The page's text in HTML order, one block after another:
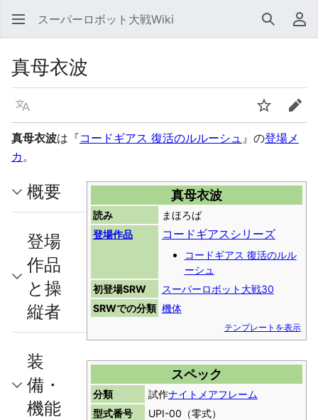
スーパーロボット大戦Wiki 検索 利
真母衣波
言語 ウォッチ編集
真母衣波は『コードギアス 復活のルルーシュ 』の登場メ
カ。
真母衣波
読み
まほろば
登場作品
コードギアスシリーズ
コードギアス 復活のルル
ーシュ
初登場SRW
スーパーロボット大戦30
SRWでの分類 機体
テンプレートを表示
スペック
分類 試作ナイトメアフレーム
型式番号
UPI-00（零式）
概要
登場
作品
と操
縦者
装
備・
機能